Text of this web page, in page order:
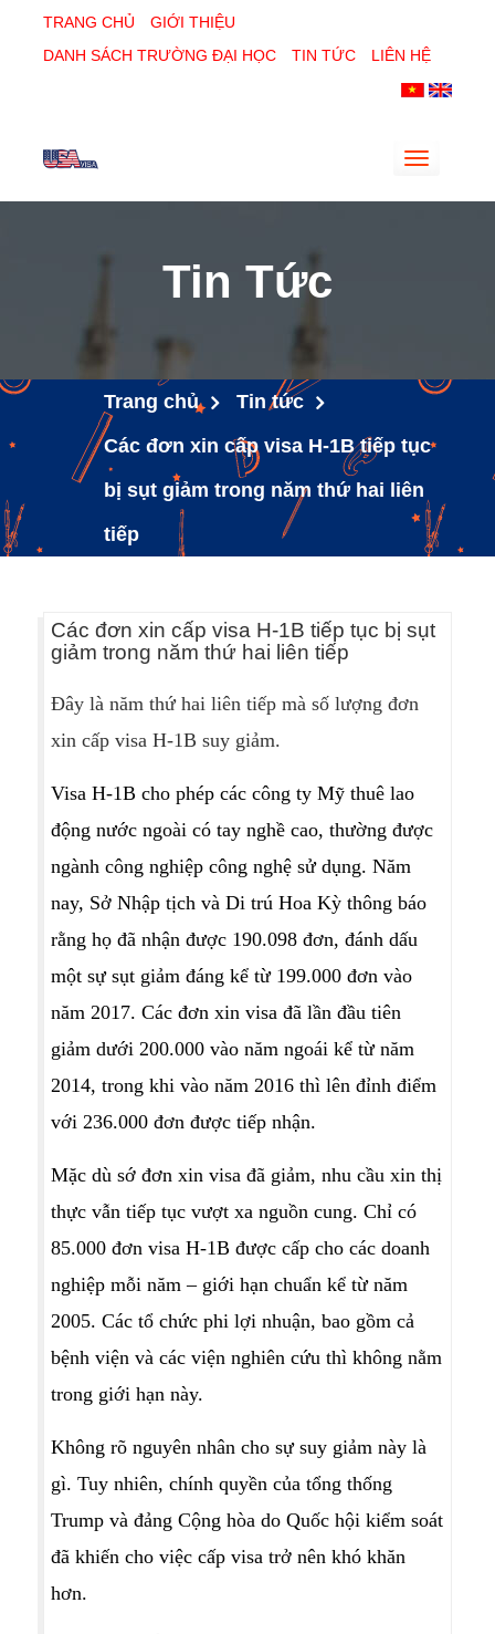
TRANG CHỦ
GIỚI THIỆU
DANH SÁCH TRƯỜNG ĐẠI HỌC
TIN TỨC LIÊN HỆ
Toggle
Tin Tức
Trang chủ
Tin tức
Các đơn xin cấp visa H-1B tiếp tục
bị sụt giảm trong năm thứ hai liên
tiếp
Các đơn xin cấp visa H-1B tiếp tục bị sụt
giảm trong năm thứ hai liên tiếp
Đây là năm thứ hai liên tiếp mà số lượng đơn
xin cấp visa H-1B suy giảm.
Visa H-1B cho phép các công ty Mỹ thuê lao
động nước ngoài có tay nghề cao, thường được
ngành công nghiệp công nghệ sử dụng. Năm
nay, Sở Nhập tịch và Di trú Hoa Kỳ thông báo
rằng họ đã nhận được 190.098 đơn, đánh dấu
một sự sụt giảm đáng kể từ 199.000 đơn vào
năm 2017. Các đơn xin visa đã lần đầu tiên
giảm dưới 200.000 vào năm ngoái kể từ năm
2014, trong khi vào năm 2016 thì lên đỉnh điểm
với 236.000 đơn được tiếp nhận.
Mặc dù sớ đơn xin visa đã giảm, nhu cầu xin thị
thực vẫn tiếp tục vượt xa nguồn cung. Chỉ có
85.000 đơn visa H-1B được cấp cho các doanh
nghiệp mỗi năm – giới hạn chuẩn kể từ năm
2005. Các tổ chức phi lợi nhuận, bao gồm cả
bệnh viện và các viện nghiên cứu thì không nằm
trong giới hạn này.
Không rõ nguyên nhân cho sự suy giảm này là
gì. Tuy nhiên, chính quyền của tổng thống
Trump và đảng Cộng hòa do Quốc hội kiểm soát
đã khiến cho việc cấp visa trở nên khó khăn
hơn.